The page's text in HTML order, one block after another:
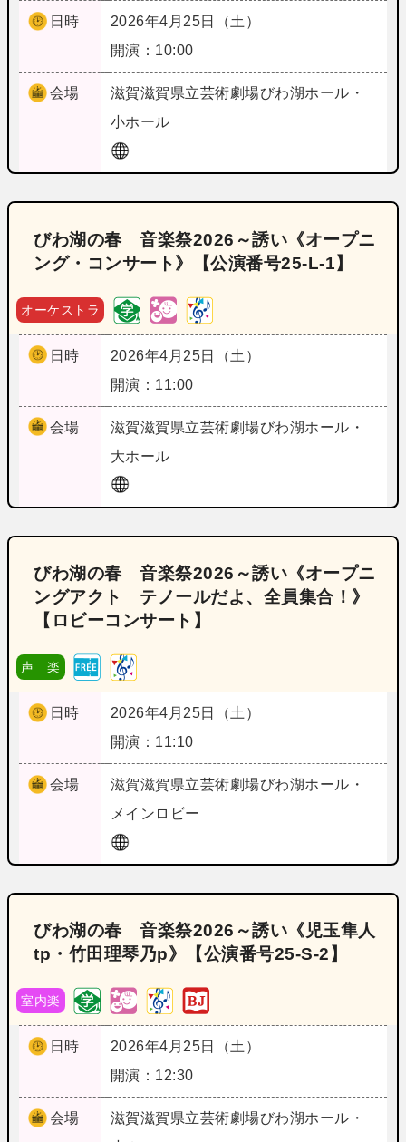
日時
2026年4月25日（土）
開演：10:00
会場 滋賀滋賀県立芸術劇場びわ湖ホール・
小ホール
びわ湖の春 音楽祭2026～誘い《オープニ
ング・コンサート》【公演番号25‐L‐1】
オーケストラ
日時
2026年4月25日（土）
開演：11:00
会場 滋賀滋賀県立芸術劇場びわ湖ホール・
大ホール
びわ湖の春 音楽祭2026～誘い《オープニ
ングアクト テノールだよ、全員集合！》
【ロビーコンサート】
声 楽
日時
2026年4月25日（土）
開演：11:10
会場 滋賀滋賀県立芸術劇場びわ湖ホール・
メインロビー
びわ湖の春 音楽祭2026～誘い《児玉隼人
tp・竹田理琴乃p》【公演番号25‐S‐2】
室内楽
日時
2026年4月25日（土）
開演：12:30
会場 滋賀滋賀県立芸術劇場びわ湖ホール・